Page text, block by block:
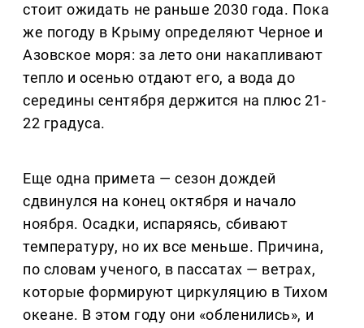
стоит ожидать не раньше 2030 года. Пока
же погоду в Крыму определяют Черное и
Азовское моря: за лето они накапливают
тепло и осенью отдают его, а вода до
середины сентября держится на плюс 21-
22 градуса.
Еще одна примета — сезон дождей
сдвинулся на конец октября и начало
ноября. Осадки, испаряясь, сбивают
температуру, но их все меньше. Причина,
по словам ученого, в пассатах — ветрах,
которые формируют циркуляцию в Тихом
океане. В этом году они «обленились», и